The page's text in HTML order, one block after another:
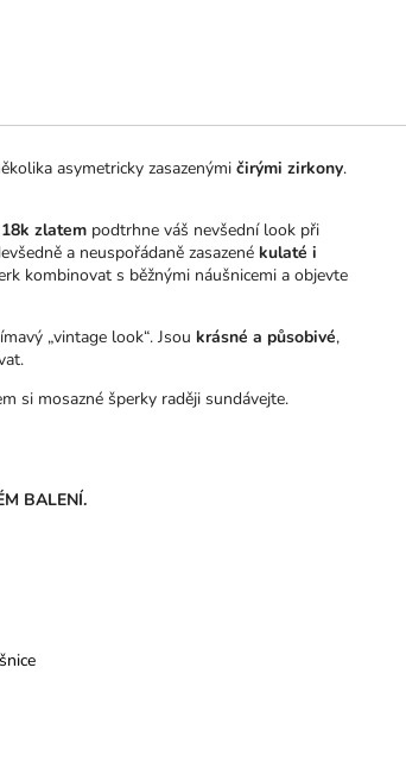
asymetricky zasazenými čirými zirkony.
zlatem podtrhne váš nevšední look při
a neuspořádaně zasazené kulaté i
kombinovat s běžnými náušnicemi a objevte
„vintage look“. Jsou krásné a působivé,
si mosazné šperky raději sundávejte.
BALENÍ.